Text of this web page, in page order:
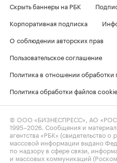
Скрыть баннеры на РБК
Корпоративная подписка
О соблюдении авторских прав
Пользовательское соглашение
Политика в отношении обработки
Политика обработки файлов cookie
© ООО «БИЗНЕСПРЕСС», АО
1995–2026 . Сообщения и
агентства «РБК» (свидетельство о
массовой информации выдано
по надзору в сфере связи,
и массовых коммуникаций